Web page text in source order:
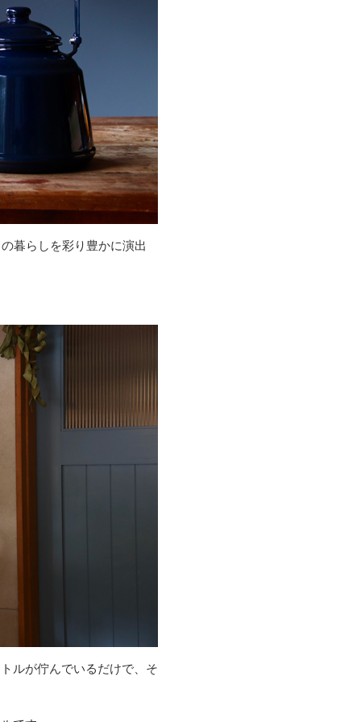
暮らしを彩り豊かに演出
ルが佇んでいるだけで、そ